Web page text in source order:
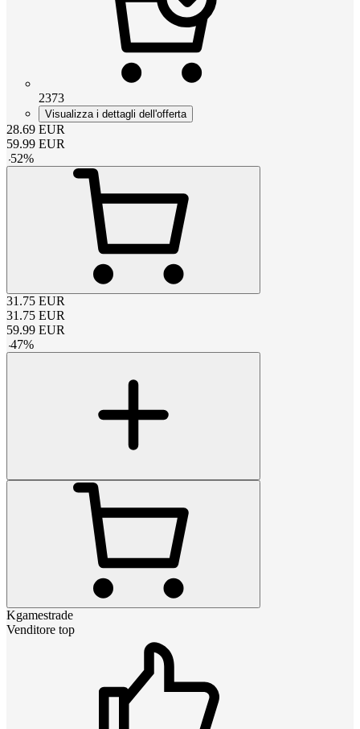
2373
Visualizza i dettagli dell'offerta
28.69 EUR
59.99 EUR
-52%
31.75 EUR
31.75 EUR
59.99 EUR
-47%
Kgamestrade
Venditore top